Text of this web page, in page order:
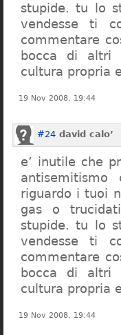
stupide. tu lo
vendesse ti
commentare
bocca di altri
cultura propria
19 Nov 2008, 19:44
#24 david calo’
e’ inutile che
riguardo i tuoi
gas o
stupide. tu lo
vendesse ti
commentare
bocca di altri
cultura propria
19 Nov 2008, 19:44